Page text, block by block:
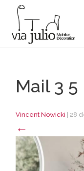
Mail 3 5
Vincent Nowicki 28
←